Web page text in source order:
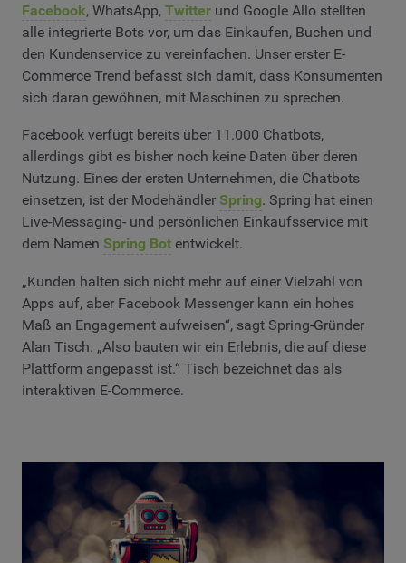
Facebook, WhatsApp, Twitter und Google Allo stellten
alle integrierte Bots vor, um das Einkaufen, Buchen und
den Kundenservice zu vereinfachen. Unser erster E-
Commerce Trend befasst sich damit, dass Konsumenten
sich daran gewöhnen, mit Maschinen zu sprechen.
Facebook verfügt bereits über 11.000 Chatbots,
allerdings gibt es bisher noch keine Daten über deren
Nutzung. Eines der ersten Unternehmen, die Chatbots
einsetzen, ist der Modehändler Spring. Spring hat einen
Live-Messaging- und persönlichen Einkaufsservice mit
dem Namen Spring Bot entwickelt.
„Kunden halten sich nicht mehr auf einer Vielzahl von
Apps auf, aber Facebook Messenger kann ein hohes
Maß an Engagement aufweisen“, sagt Spring-Gründer
Alan Tisch. „Also bauten wir ein Erlebnis, die auf diese
Plattform angepasst ist.“ Tisch bezeichnet das als
interaktiven E-Commerce.